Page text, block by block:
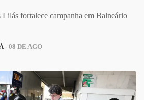
fortalece campanha em Balneário
- 08 DE AGO